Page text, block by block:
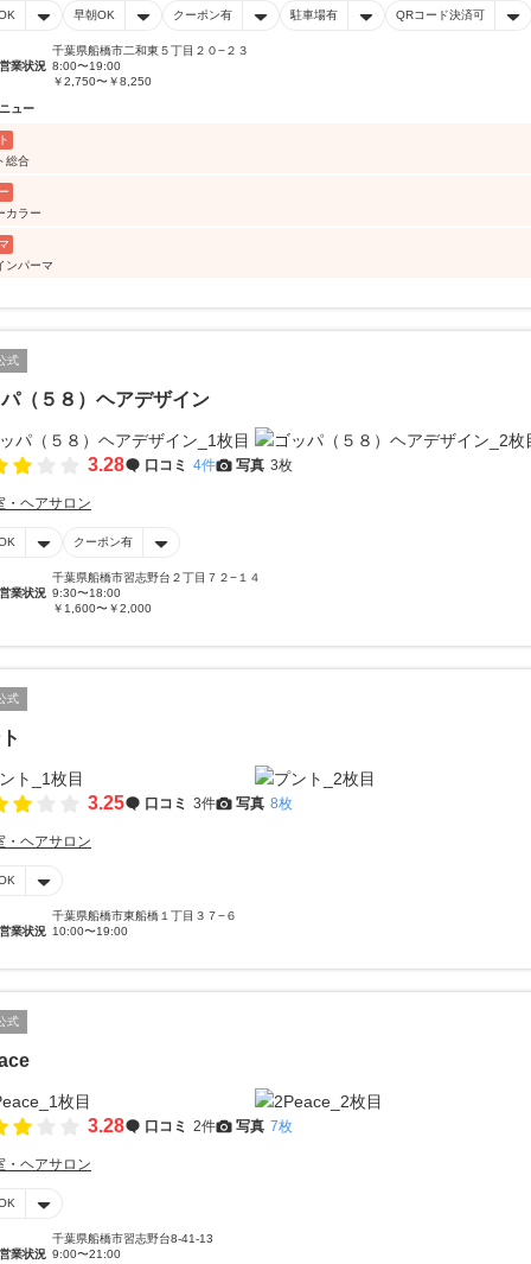
早朝OK クーポン有 駐車場有 QRコード決済可
千葉県船橋市二和東５丁目２０−２３
業状況 8:00〜19:00
￥2,750〜￥8,250
ュー
総合
カラー
ンパーマ
式
（５８）ヘアデザイン
3.28 口コミ 4件 写真 3枚
・ヘアサロン
クーポン有
千葉県船橋市習志野台２丁目７２−１４
業状況 9:30〜18:00
￥1,600〜￥2,000
式
3.25 口コミ 3件 写真 8枚
・ヘアサロン
千葉県船橋市東船橋１丁目３７−６
業状況 10:00〜19:00
式
3.28 口コミ 2件 写真 7枚
・ヘアサロン
千葉県船橋市習志野台8-41-13
業状況 9:00〜21:00